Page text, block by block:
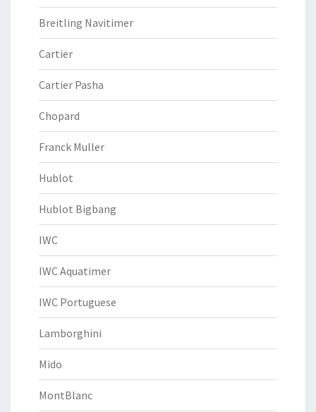
Breitling Navitimer
Cartier
Cartier Pasha
Chopard
Franck Muller
Hublot
Hublot Bigbang
IWC
IWC Aquatimer
IWC Portuguese
Lamborghini
Mido
MontBlanc